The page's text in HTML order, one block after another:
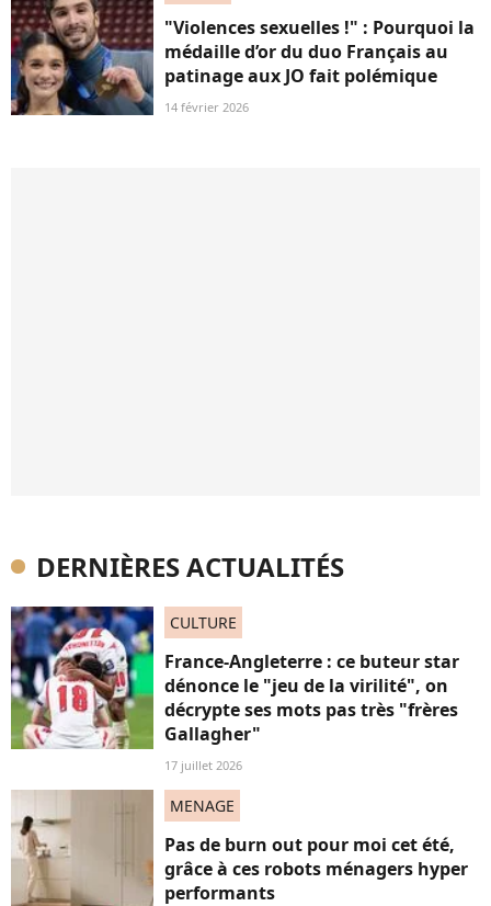
"Violences sexuelles !" : Pourquoi la
médaille d’or du duo Français au
patinage aux JO fait polémique
14 février 2026
DERNIÈRES ACTUALITÉS
CULTURE
France-Angleterre : ce buteur star
dénonce le "jeu de la virilité", on
décrypte ses mots pas très "frères
Gallagher"
17 juillet 2026
MENAGE
Pas de burn out pour moi cet été,
grâce à ces robots ménagers hyper
performants